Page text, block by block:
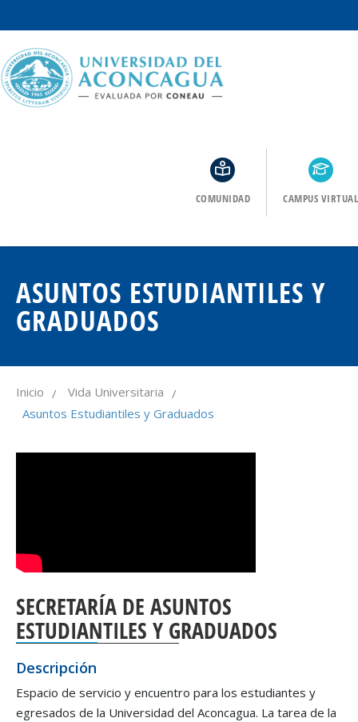
COMUNIDAD CAMPUS VIRTUAL
ASUNTOS ESTUDIANTILES Y
GRADUAD OS
Inicio / Vida Universitaria /
Asuntos Estudiantiles y Graduad os
SECRETARÍA DE ASUNTOS
ESTUDIANTILES Y GRADUADOS
Descripción
Espacio de servicio y encuentro para los estudiantes y
egresados de la Universidad del Aconcagua. La tarea de la